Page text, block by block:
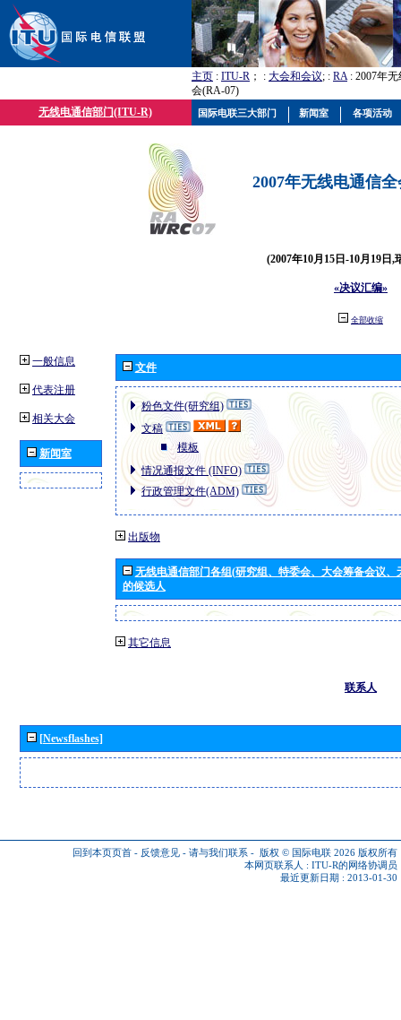
主页 : ITU-R ； : 大会和会议; : RA: 2007年
会(RA-07)
无线电通信部门(ITU-R)
2007年无线电通信
(2007年10月15日-10月19日,
«决议汇编»
全部收缩
一般信息
代表注册
相关大会
新闻室
文件
粉色文件(研究组)
文稿
模板
情况通报文件 (INFO)
行政管理文件(ADM)
出版物
无线电通信部门各组(研究组、特委会、大会筹备会议
的候选人
其它信息
联系人
[Newsflashes]
回到本页页首 - 反馈意见 - 请与我们联系 - 版权 © 国际电联 2026 版权所有
本网页联系人 : ITU-R的网络协调员
最近更新日期 : 2013-01-30
国际电联三大部门 新闻室 各项活动